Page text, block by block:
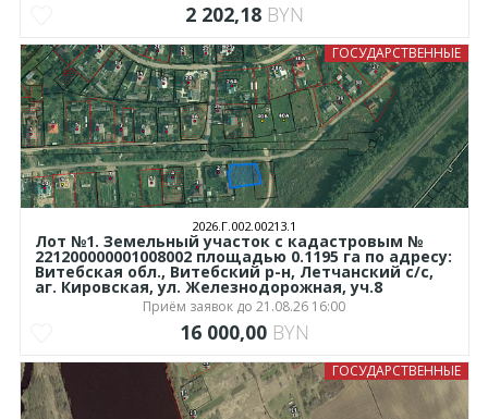
2 202,18 BYN
ГОСУДАРСТВЕННЫЕ
2026.Г.002.00213.1
Лот №1. Земельный участок с кадастровым №
221200000001008002 площадью 0.1195 га по адресу:
Витебская обл., Витебский р-н, Летчанский с/с,
аг. Кировская, ул. Железнодорожная, уч.8
Приём заявок до 21.08.26 16:00
16 000,00 BYN
ГОСУДАРСТВЕННЫЕ